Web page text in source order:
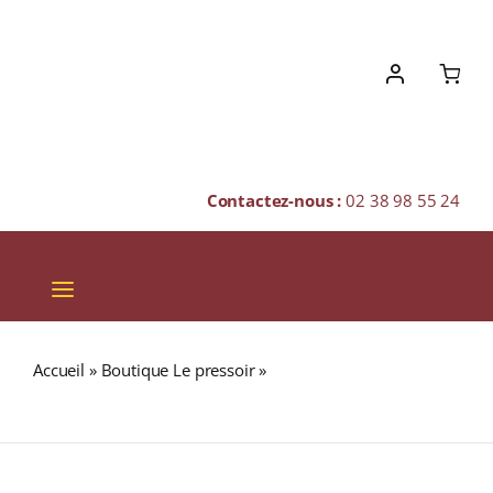
Contactez-nous :02 38 98 55 24
Toggle
Navigation
SPIRITUEUX
Accueil » Boutique Le pressoir»